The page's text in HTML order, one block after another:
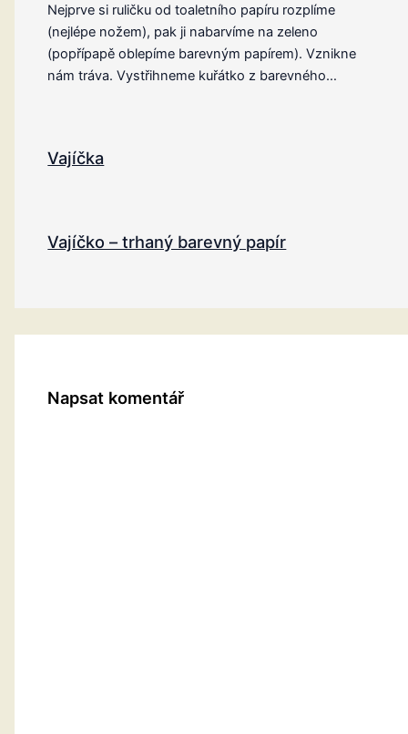
Nejprve si ruličku od toaletního papíru rozplíme
(nejlépe nožem), pak ji nabarvíme na zeleno
(popřípapě oblepíme barevným papírem). Vznikne
nám tráva. Vystřihneme kuřátko z barevného…
Vajíčka
Vajíčko – trhaný barevný papír
Napsat komentář